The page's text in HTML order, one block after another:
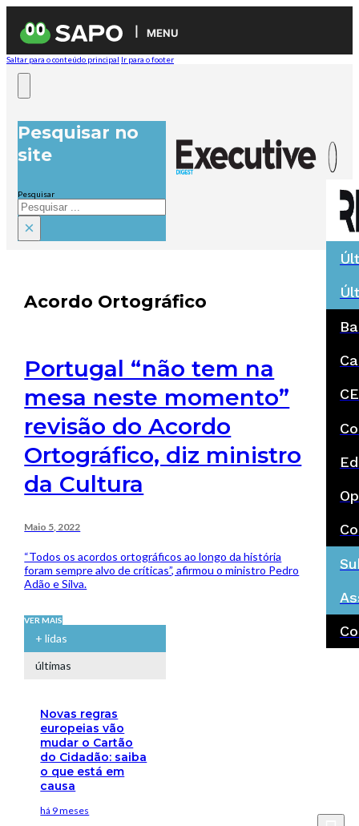
MENU
Saltar para o conteúdo principal Ir para o footer
Pesquisar no
site
Pesquisar
×
Acordo Ortográfico
Portugal “não tem na
mesa neste momento”
revisão do Acordo
Ortográfico, diz ministro
da Cultura
Maio 5, 2022
“Todos os acordos ortográficos ao longo da história
foram sempre alvo de críticas”, afirmou o ministro Pedro
Adão e Silva.
VER MAIS
+ lidas
últimas
Novas regras
europeias vão
mudar o Cartão
do Cidadão: saiba
o que está em
causa
há 9 meses